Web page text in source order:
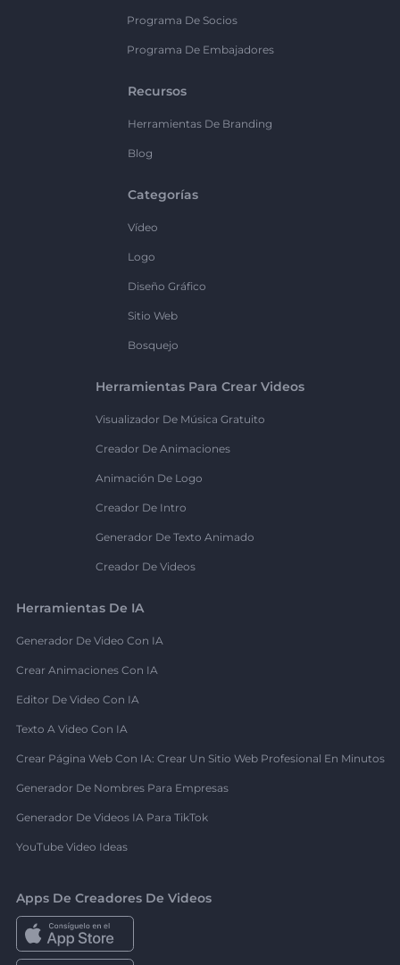
Programa De Socios
Programa De Embajadores
Recursos
Herramientas De Branding
Blog
Categorías
Vídeo
Logo
Diseño Gráfico
Sitio Web
Bosquejo
Herramientas Para Crear Videos
Visualizador De Música Gratuito
Creador De Animaciones
Animación De Logo
Creador De Intro
Generador De Texto Animado
Creador De Videos
Herramientas De IA
Generador De Video Con IA
Crear Animaciones Con IA
Editor De Video Con IA
Texto A Video Con IA
Crear Página Web Con IA: Crear Un Sitio Web Profesional En Minutos
Generador De Nombres Para Empresas
Generador De Videos IA Para TikTok
YouTube Video Ideas
Apps De Creadores De Videos